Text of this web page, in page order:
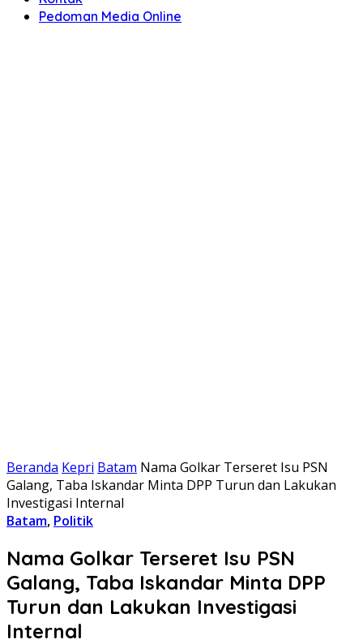
Pedoman Media Online
Beranda Kepri Batam Nama Golkar Terseret Isu PSN
Galang, Taba Iskandar Minta DPP Turun dan Lakukan
Investigasi Internal
Batam, Politik
Nama Golkar Terseret Isu PSN
Galang, Taba Iskandar Minta DPP
Turun dan Lakukan Investigasi
Internal